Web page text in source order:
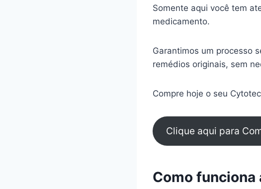
Somente aqui você tem
medicamento.
Garantimos um processo
remédios originais, sem
Compre hoje o seu
Clique aqui para
Como funciona